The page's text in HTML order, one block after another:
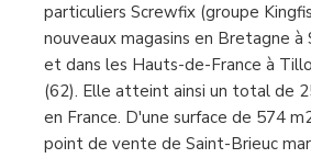
particuliers Screwfix (groupe
nouveaux magasins en Bretagne à
et dans les Hauts-de-France à
(62). Elle atteint ainsi un total de
en France. D'une surface de 574
point de vente de Saint-Brieuc